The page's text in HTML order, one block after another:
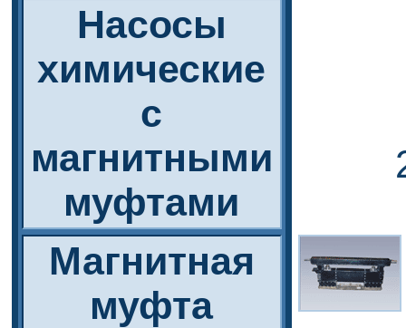
Насосы
химические
с
магнитными
муфтами
Магнитная
муфта